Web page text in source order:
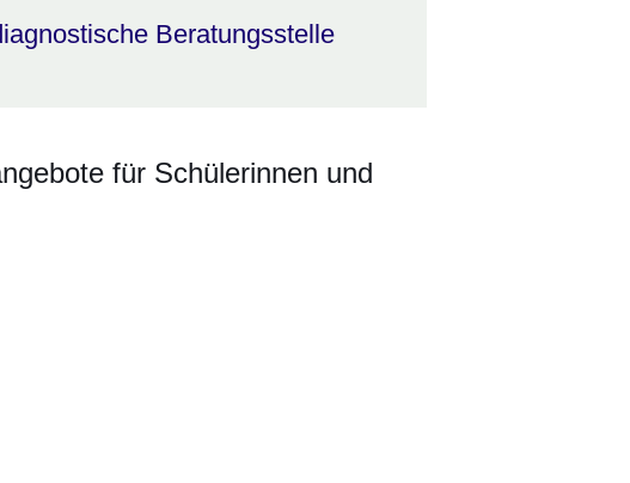
Beratungsstelle
für Schülerinnen und